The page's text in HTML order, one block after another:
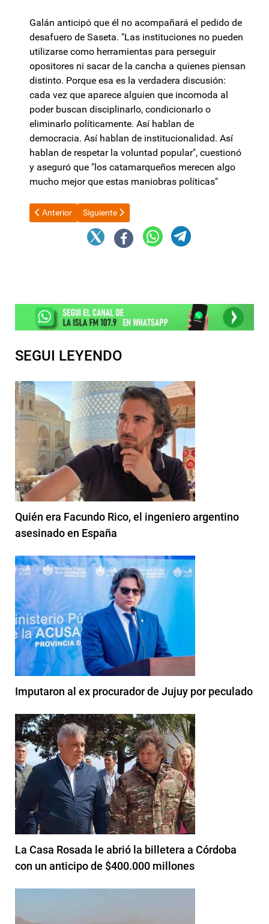
Galán anticipó que él no acompañará el pedido de
desafuero de Saseta. "Las instituciones no pueden
utilizarse como herramientas para perseguir
opositores ni sacar de la cancha a quienes piensan
distinto. Porque esa es la verdadera discusión:
cada vez que aparece alguien que incomoda al
poder buscan disciplinarlo, condicionarlo o
eliminarlo políticamente. Así hablan de
democracia. Así hablan de institucionalidad. Así
hablan de respetar la voluntad popular", cuestionó
y aseguró que "los catamarqueños merecen algo
mucho mejor que estas maniobras políticas"
Artículo anterior: Catamarca Capital: “Estamos haciendo un
Anterior Artículo siguiente: La CATT se declaró en “alerta
Siguiente
SEGUI LEYENDO
Quién era Facundo Rico, el ingeniero argentino
asesinado en España
Imputaron al ex procurador de Jujuy por peculado
La Casa Rosada le abrió la billetera a Córdoba
con un anticipo de $400.000 millones